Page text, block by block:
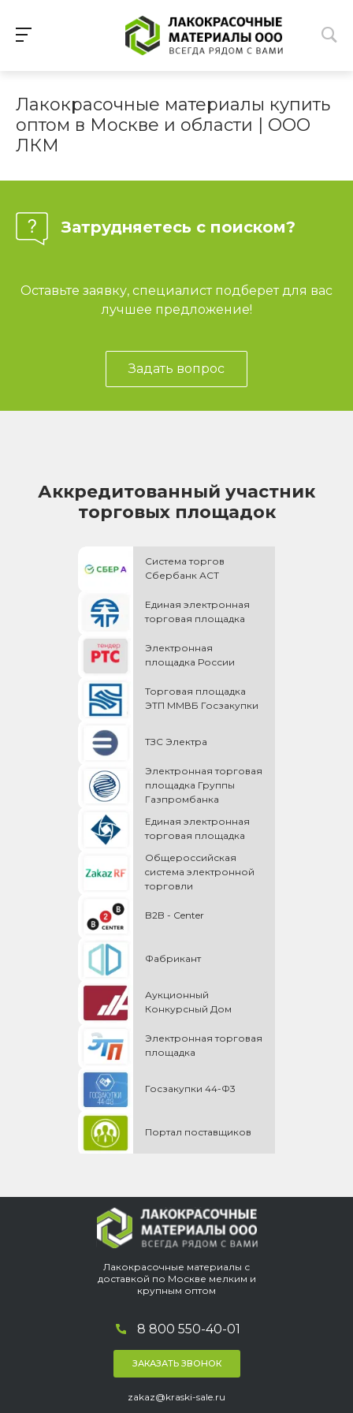
Лакокрасочные материалы купить
оптом в Москве и области | ООО
ЛКМ
Затрудняетесь с поиском?
Оставьте заявку, специалист подберет для вас
лучшее предложение!
Задать вопрос
Аккредитованный участник
торговых площадок
Система торгов
Сбербанк АСТ
Единая электронная
торговая площадка
Электронная
площадка России
Торговая площадка
ЭТП ММВБ Госзакупки
ТЗС Электра
Электронная торговая
площадка Группы
Газпромбанка
Единая электронная
торговая площадка
Общероссийская
cистема электронной
торговли
B2B - Center
Фабрикант
Аукционный
Конкурсный Дом
Электронная торговая
площадка
Госзакупки 44-Ф3
Портал поставщиков
Лакокрасочные материалы с
доставкой по Москве мелким и
крупным оптом
8 800 550-40-01
ЗАКАЗАТЬ ЗВОНОК
zakaz@kraski-sale.ru